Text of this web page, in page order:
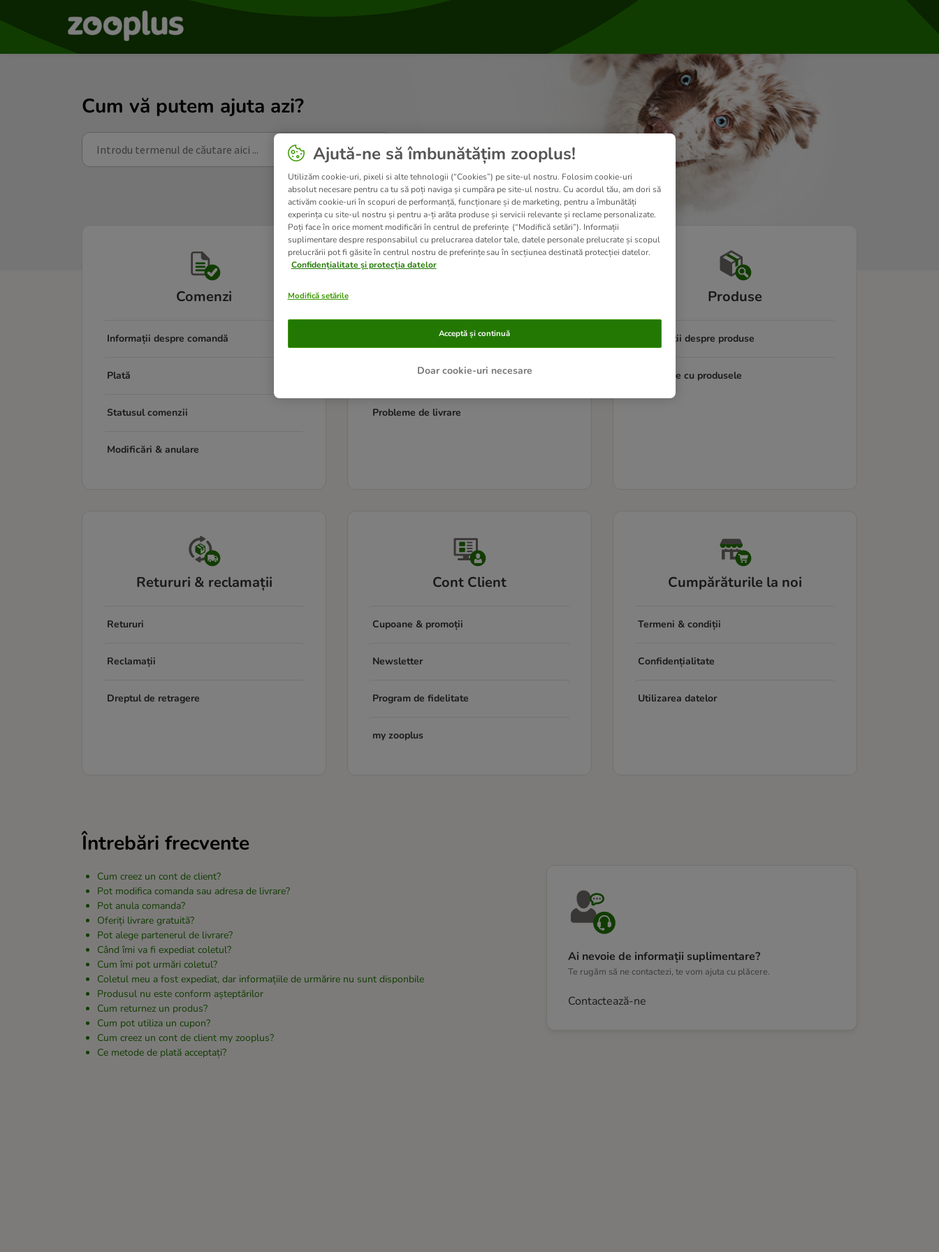
Cum vă putem ajuta azi?
Comenzi
Informații despre comandă
Plată
Statusul comenzii
Modificări & anulare
Informații despre livrare
Urmărirea coletului
Probleme de livrare
Produse
Informații despre produse
Probleme cu produsele
Retururi & reclamații
Retururi
Reclamații
Dreptul de retragere
Cont Client
Cupoane & promoții
Newsletter
Program de fidelitate
my zooplus
Cumpărăturile la noi
Termeni & condiții
Confidențialitate
Utilizarea datelor
Întrebări frecvente
Cum creez un cont de client?
Pot modifica comanda sau adresa de livrare?
Pot anula comanda?
Oferiți livrare gratuită?
Pot alege partenerul de livrare?
Când îmi va fi expediat coletul?
Cum îmi pot urmări coletul?
Coletul meu a fost expediat, dar informațiile de urmărire nu sunt disponbile
Produsul nu este conform așteptărilor
Cum returnez un produs?
Cum pot utiliza un cupon?
Cum creez un cont de client my zooplus?
Ce metode de plată acceptați?
Ai nevoie de informații suplimentare?
Te rugăm să ne contactezi, te vom ajuta cu plăcere.
Contactează-ne
Ajută-ne să îmbunătățim zooplus!
Utilizăm cookie-uri, pixeli si alte tehnologii (“Cookies”) pe site-ul nostru. Folosim cookie-uri
absolut necesare pentru ca tu să poți naviga și cumpăra pe site-ul nostru. Cu acordul tău, am dori să
activăm cookie-uri în scopuri de performanță, funcționare și de marketing, pentru a îmbunătăți
experința cu site-ul nostru și pentru a-ți arăta produse și servicii relevante și reclame personalizate.
Poți face în orice moment modificări în centrul de preferințe (“Modifică setări”). Informații
suplimentare despre responsabilul cu prelucrarea datelor tale, datele personale prelucrate și scopul
prelucrării pot fi găsite în centrul nostru de preferințe sau în secțiunea destinată protecției datelor.
Confidențialitate și protecția datelor
Modifică setările
Doar cookie-uri necesare
Acceptă și continuă